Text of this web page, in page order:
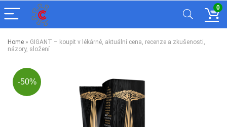
0
Home » GIGANT – koupit v lékárně, aktuální cena, recenze a zkušenosti,
názory, složení
-50%